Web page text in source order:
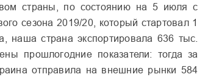
страны, по состоянию на 5 июля с
сезона 2019/20, который стартовал 1
наша страна экспортировала 636 тыс.
прошлогодние показатели: тогда за
отправила на внешние рынки 584